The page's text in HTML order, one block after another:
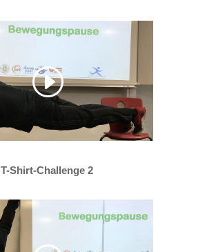
T-Shirt-Challenge 2